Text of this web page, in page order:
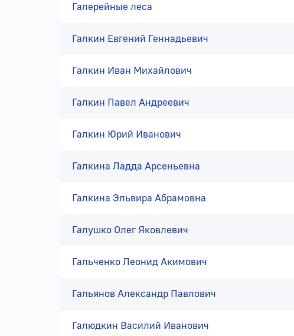
Галерейные леса
Галкин Евгений Геннадьевич
Галкин Иван Михайлович
Галкин Павел Андреевич
Галкин Юрий Иванович
Галкина Ладда Арсеньевна
Галкина Эльвира Абрамовна
Галушко Олег Яковлевич
Гальченко Леонид Акимович
Гальянов Александр Павлович
Галюдкин Василий Иванович